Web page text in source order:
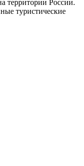
территории России.
туристические